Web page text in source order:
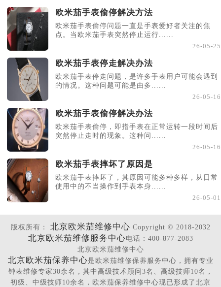
欧米茄手表偷停解决方法
欧米茄手表偷停问题一直是手表爱好者关注的焦
点。当欧米茄手表突然停止运行......
26-05-25
欧米茄手表停走解决办法
欧米茄手表停走问题，是许多手表用户可能会遇到
的情况。这种问题可能是由多......
26-05-16
欧米茄手表偷停解决办法
欧米茄手表偷停，即指手表在正常运转一段时间后
突然停止走时的现象。这种问......
26-05-16
欧米茄手表摔坏了原因是
欧米茄手表摔坏了，其原因可能多种多样，从日常
使用中的不当操作到手表本身......
26-05-01
版权所有： 北京欧米茄维修中心 Copyright © 2018-2032
北京欧米茄维修服务中心电话：400-877-2083
北京欧米茄维修中心
北京欧米茄保养中心是欧米茄维修保养服务中心，拥有专业
钟表维修专家30余名，其中高级技术顾问3名、高级技师10名，
初级、中级技师10余名，欧米茄保养维修中心现已形成了北京